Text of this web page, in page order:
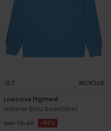
7 RECYCLED
Lowcase Pigment
Männer Blau Sweatshirt
CHF 75,00 60%